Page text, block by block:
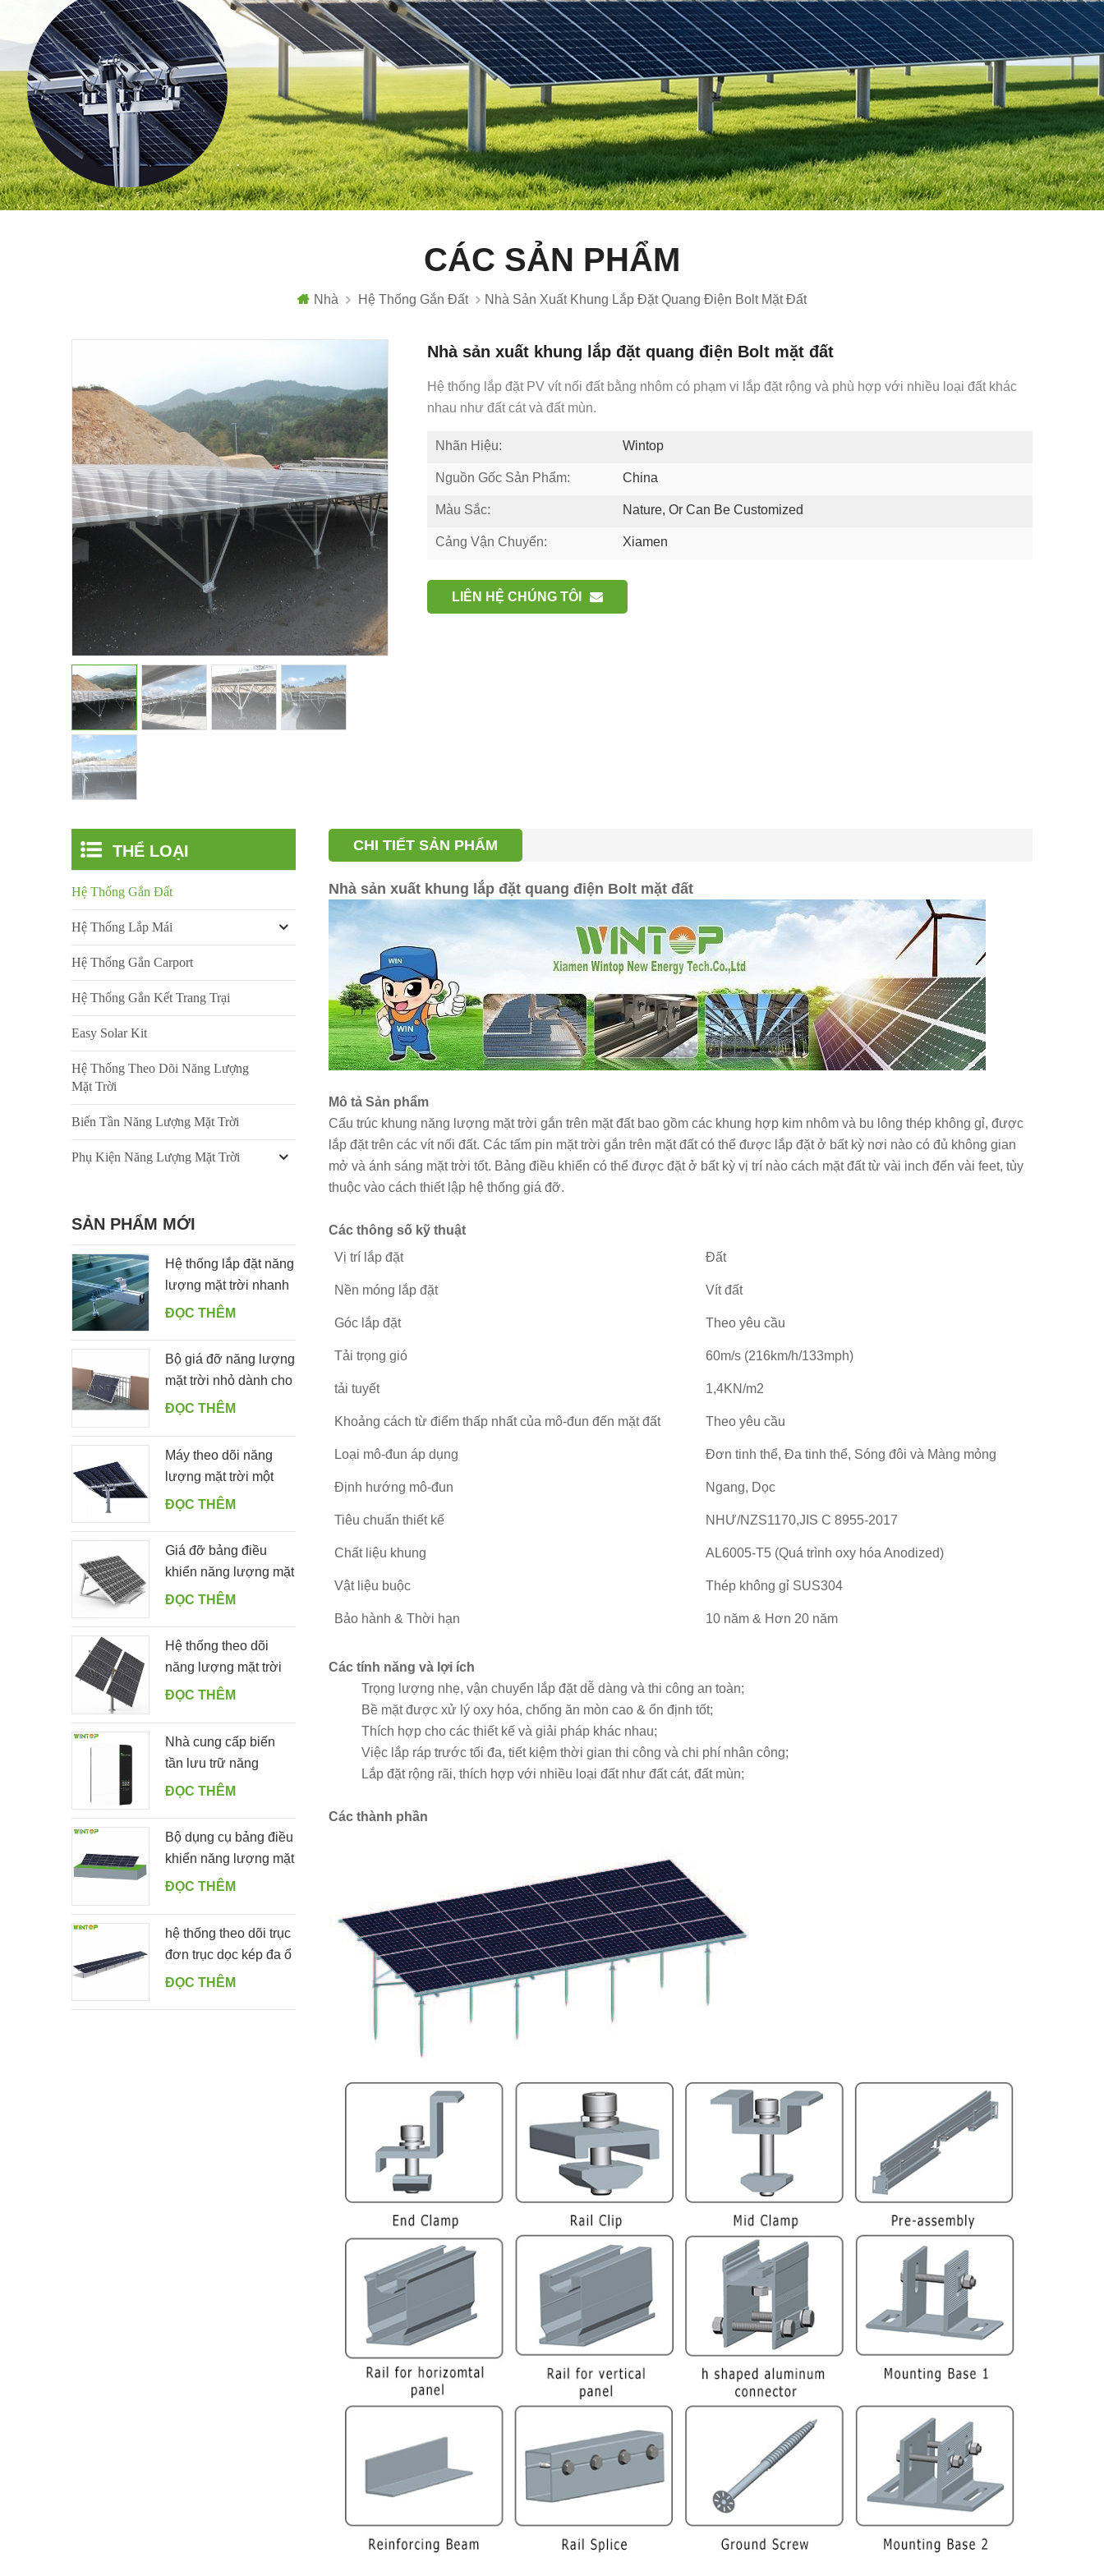
CÁC SẢN PHẨM
Nhà Hệ Thống Gắn Đất Nhà Sản Xuất Khung Lắp Đặt Quang Điện Bolt Mặt Đất
Nhà sản xuất khung lắp đặt quang điện Bolt mặt đất
Hệ thống lắp đặt PV vít nối đất bằng nhôm có phạm vi lắp đặt rộng và phù hợp với nhiều loại đất khác
nhau như đất cát và đất mùn.
Nhãn Hiệu: Wintop
Nguồn Gốc Sản Phẩm: China
Màu Sắc: Nature, Or Can Be Customized
Cảng Vận Chuyển: Xiamen
LIÊN HỆ CHÚNG TÔI
CHI TIẾT SẢN PHẨM
Nhà sản xuất khung lắp đặt quang điện Bolt mặt đất
Mô tả Sản phẩm
Cấu trúc khung năng lượng mặt trời gắn trên mặt đất bao gồm các khung hợp kim nhôm và bu lông thép không gỉ, được
lắp đặt trên các vít nối đất. Các tấm pin mặt trời gắn trên mặt đất có thể được lắp đặt ở bất kỳ nơi nào có đủ không gian
mở và ánh sáng mặt trời tốt. Bảng điều khiển có thể được đặt ở bất kỳ vị trí nào cách mặt đất từ ​​vài inch đến vài feet, tùy
thuộc vào cách thiết lập hệ thống giá đỡ.
Các thông số kỹ thuật
Vị trí lắp đặt
Đất
Nền móng lắp đặt Vít đất
Góc lắp đặt Theo yêu cầu
Tải trọng gió 60m/s (216km/h/133mph)
tải tuyết 1,4KN/m2
Khoảng cách từ điểm thấp nhất của mô-đun đến mặt đất Theo yêu cầu
Loại mô-đun áp dụng Đơn tinh thể, Đa tinh thể, Sóng đôi và Màng mỏng
Định hướng mô-đun Ngang, Dọc
Tiêu chuẩn thiết kế NHƯ/NZS1170,JIS C 8955-2017
Chất liệu khung AL6005-T5 (Quá trình oxy hóa Anodized)
Vật liệu buộc Thép không gỉ SUS304
Bảo hành & Thời hạn 10 năm & Hơn 20 năm
Các tính năng và lợi ích
Trọng lượng nhẹ, vận chuyển lắp đặt dễ dàng và thi công an toàn;
Bề mặt được xử lý oxy hóa, chống ăn mòn cao & ổn định tốt;
Thích hợp cho các thiết kế và giải pháp khác nhau;
Việc lắp ráp trước tối đa, tiết kiệm thời gian thi công và chi phí nhân công;
Lắp đặt rộng rãi, thích hợp với nhiều loại đất như đất cát, đất mùn;
Các thành phần
THỂ LOẠI
Hệ Thống Gắn Đất
Hệ Thống Lắp Mái
Hệ Thống Gắn Carport
Hệ Thống Gắn Kết Trang Trại
Easy Solar Kit
Hệ Thống Theo Dõi Năng Lượng
Mặt Trời
Biến Tần Năng Lượng Mặt Trời
Phụ Kiện Năng Lượng Mặt Trời
SẢN PHẨM MỚI
Hệ thống lắp đặt năng
lượng mặt trời nhanh
trên mái thiếc với móc
ĐỌC THÊM
Bộ giá đỡ năng lượng
mặt trời nhỏ dành cho
khu dân cư dành cho
ĐỌC THÊM
Máy theo dõi năng
lượng mặt trời một
cọc tự động với 10
ĐỌC THÊM
Giá đỡ bảng điều
khiển năng lượng mặt
trời dễ dàng bằng
ĐỌC THÊM
Hệ thống theo dõi
năng lượng mặt trời
một hàng kép thông
ĐỌC THÊM
Nhà cung cấp biến
tần lưu trữ năng
lượng mặt trời ngoài
ĐỌC THÊM
Bộ dụng cụ bảng điều
khiển năng lượng mặt
trời gắn trên mặt đất
ĐỌC THÊM
hệ thống theo dõi trục
đơn trục dọc kép đa ổ
ĐỌC THÊM